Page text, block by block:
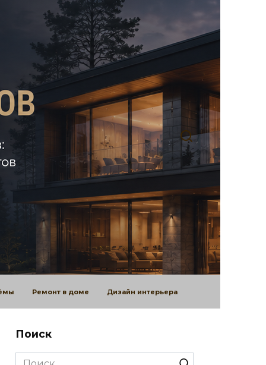
Ремонт в доме Дизайн интерьера
Поиск
Search